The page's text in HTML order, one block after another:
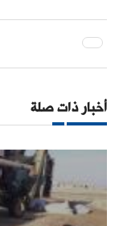
أخبار ذات صلة